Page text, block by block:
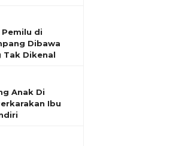
di
Dibawa
Tak Dikenal
Anak Di
Ibu